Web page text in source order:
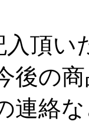
頂い
後の
連絡